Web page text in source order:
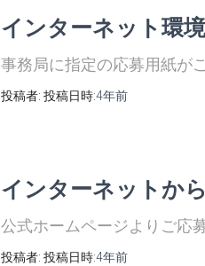
インターネット環
事務局に指定の応募用紙が
投稿者: 投稿日時:4年前
インターネットか
公式ホームページよりご応
投稿者: 投稿日時:4年前